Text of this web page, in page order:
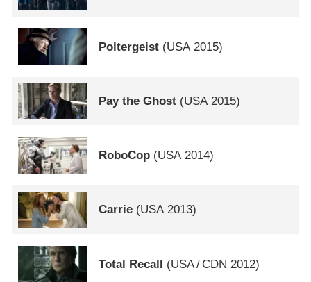
Poltergeist (USA 2015)
Pay the Ghost (USA2015)
RoboCop (USA2014)
Carrie (USA2013)
Total Recall (USA/ CDN 2012)